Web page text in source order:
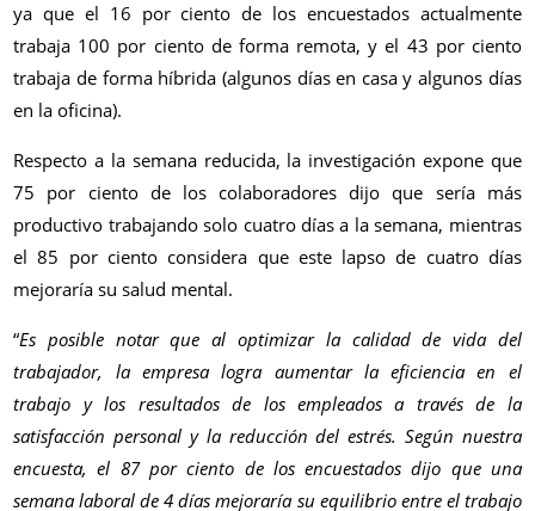
ya que el 16 por ciento de los encuestados actualmente
trabaja 100 por ciento de forma remota, y el 43 por ciento
trabaja de forma híbrida (algunos días en casa y algunos días
en la oficina).
Respecto a la semana reducida, la investigación expone que
75 por ciento de los colaboradores dijo que sería más
productivo trabajando solo cuatro días a la semana, mientras
el 85 por ciento considera que este lapso de cuatro días
mejoraría su salud mental.
“Es posible notar que al optimizar la calidad de vida del
trabajador, la empresa logra aumentar la eficiencia en el
trabajo y los resultados de los empleados a través de la
satisfacción personal y la reducción del estrés. Según nuestra
encuesta, el 87 por ciento de los encuestados dijo que una
semana laboral de 4 días mejoraría su equilibrio entre el trabajo